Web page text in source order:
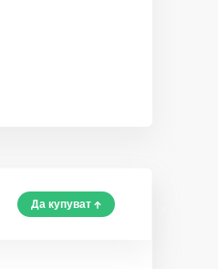
Да купуват